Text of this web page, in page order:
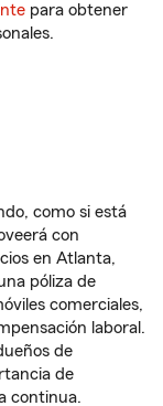
para obtener
como si está
con
en Atlanta,
póliza de
comerciales,
laboral.
de
de
continua.